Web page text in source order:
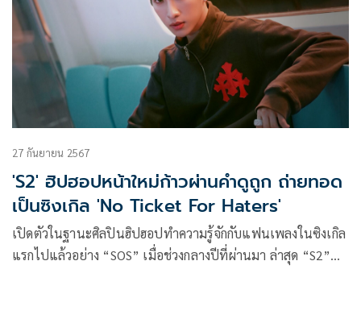
27 กันยายน 2567
'S2' ฮิปฮอปหน้าใหม่ก้าวผ่านคำดูถูก ถ่ายทอด
เป็นซิงเกิล 'No Ticket For Haters'
เปิดตัวในฐานะศิลปินฮิปฮอปทำความรู้จักกับแฟนเพลงในซิงเกิล
แรกไปแล้วอย่าง “SOS” เมื่อช่วงกลางปีที่ผ่านมา ล่าสุด “S2”